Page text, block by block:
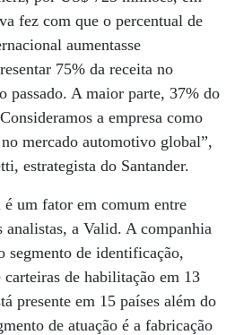
fez com que o percentual de
aumentasse
75% da receita no
passado. A maior parte, 37% do
a empresa como
mercado automotivo global”,
estrategista do Santander.
um fator em comum entre
analistas, a Valid. A companhia
segmento de identificação,
de habilitação em 13
presente em 15 países além do
de atuação é a fabricação